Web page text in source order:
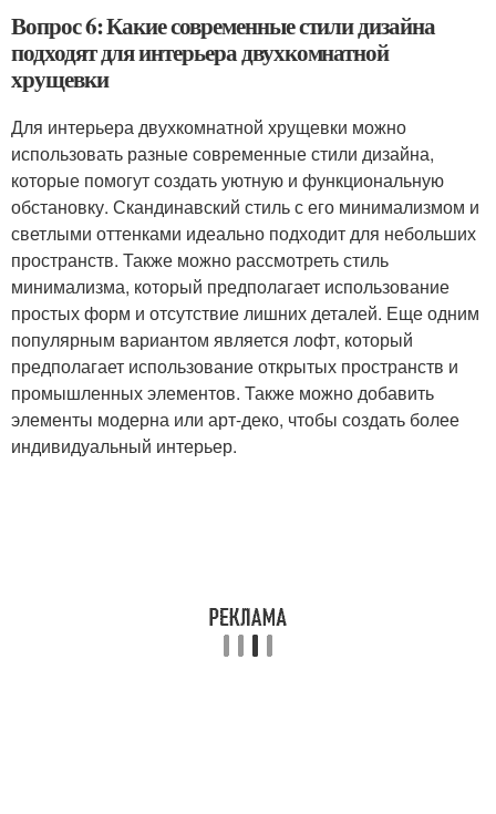
Вопрос 6: Какие современные стили дизайна
подходят для интерьера двухкомнатной
хрущевки
Для интерьера двухкомнатной хрущевки можно
использовать разные современные стили дизайна,
которые помогут создать уютную и функциональную
обстановку. Скандинавский стиль с его минимализмом и
светлыми оттенками идеально подходит для небольших
пространств. Также можно рассмотреть стиль
минимализма, который предполагает использование
простых форм и отсутствие лишних деталей. Еще одним
популярным вариантом является лофт, который
предполагает использование открытых пространств и
промышленных элементов. Также можно добавить
элементы модерна или арт-деко, чтобы создать более
индивидуальный интерьер.